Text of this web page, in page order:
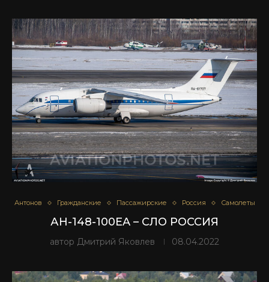
Антонов Гражданские Пассажирские Россия Самолеты
АН-148-100EA – СЛО РОССИЯ
автор Дмитрий Яковлев 08.04.2022